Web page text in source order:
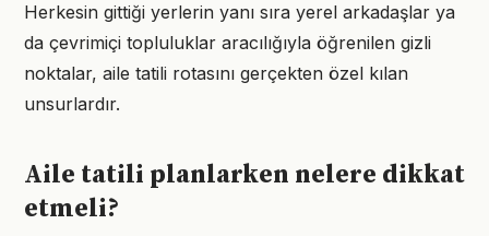
Herkesin gittiği yerlerin yanı sıra yerel arkadaşlar ya
da çevrimiçi topluluklar aracılığıyla öğrenilen gizli
noktalar, aile tatili rotasını gerçekten özel kılan
unsurlardır.
Aile tatili planlarken nelere dikkat
etmeli?